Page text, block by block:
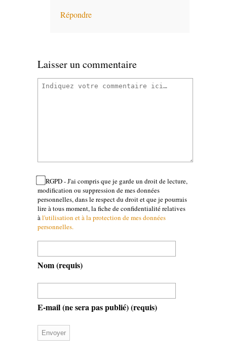
Répondre
Laisser un commentaire
RGPD - J'ai compris que je garde un droit de lecture,
modification ou suppression de mes données
personnelles, dans le respect du droit et que je pourrais
lire à tous moment, la fiche de confidentialité relatives
àl'utilisation et à la protection de mes données
personnelles.
Nom(requis)
E-mail (ne sera pas publié)(requis)